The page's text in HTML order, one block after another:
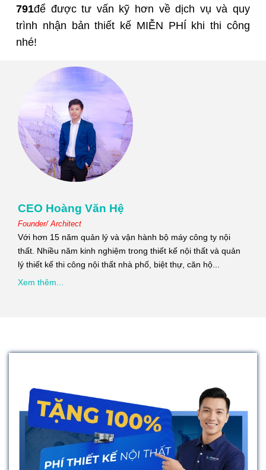
791để được tư vấn kỹ hơn về dịch vụ và quy
trình nhận bản thiết kế MIỄN PHÍ khi thi công
nhé!
CEO Hoàng Văn Hệ
Founder/ Architect
Với hơn 15 năm quản lý và vận hành bộ máy công ty nội
thất. Nhiều năm kinh nghiệm trong thiết kế nội thất và quản
lý thiết kế thi công nội thất nhà phố, biệt thự, căn hộ...
Xem thêm...